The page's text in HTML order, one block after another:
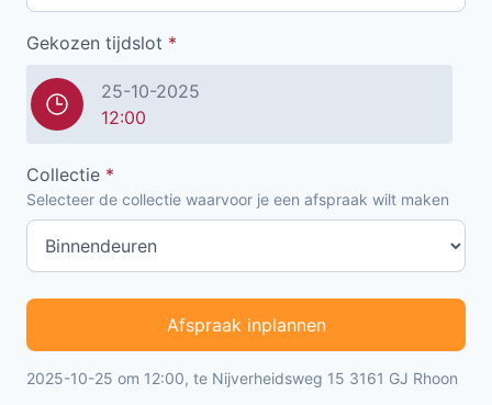
Gekozen tijdslot *
25-10-2025
12:00
Collectie *
Selecteer de collectie waarvoor je een afspraak wilt maken
Afspraak inplannen
2025-10-25 om 12:00, te Nijverheidsweg 15 3161 GJ Rhoon